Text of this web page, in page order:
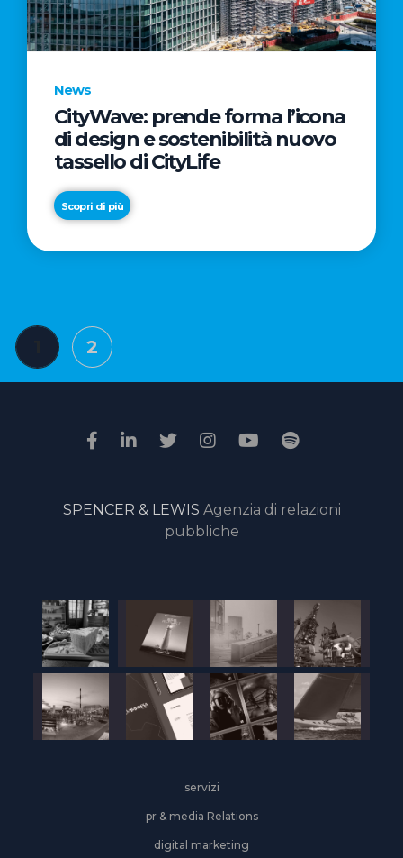
News
CityWave: prende forma l’icona
di design e sostenibilità nuovo
tassello di CityLife
Scopri di più
News
“Passione
della
popolare
online
Paginazione
degli
2
SPENCER & LEWIS Agenzia di relazioni
pubbliche
servizi
pr & media Relations
digital marketing